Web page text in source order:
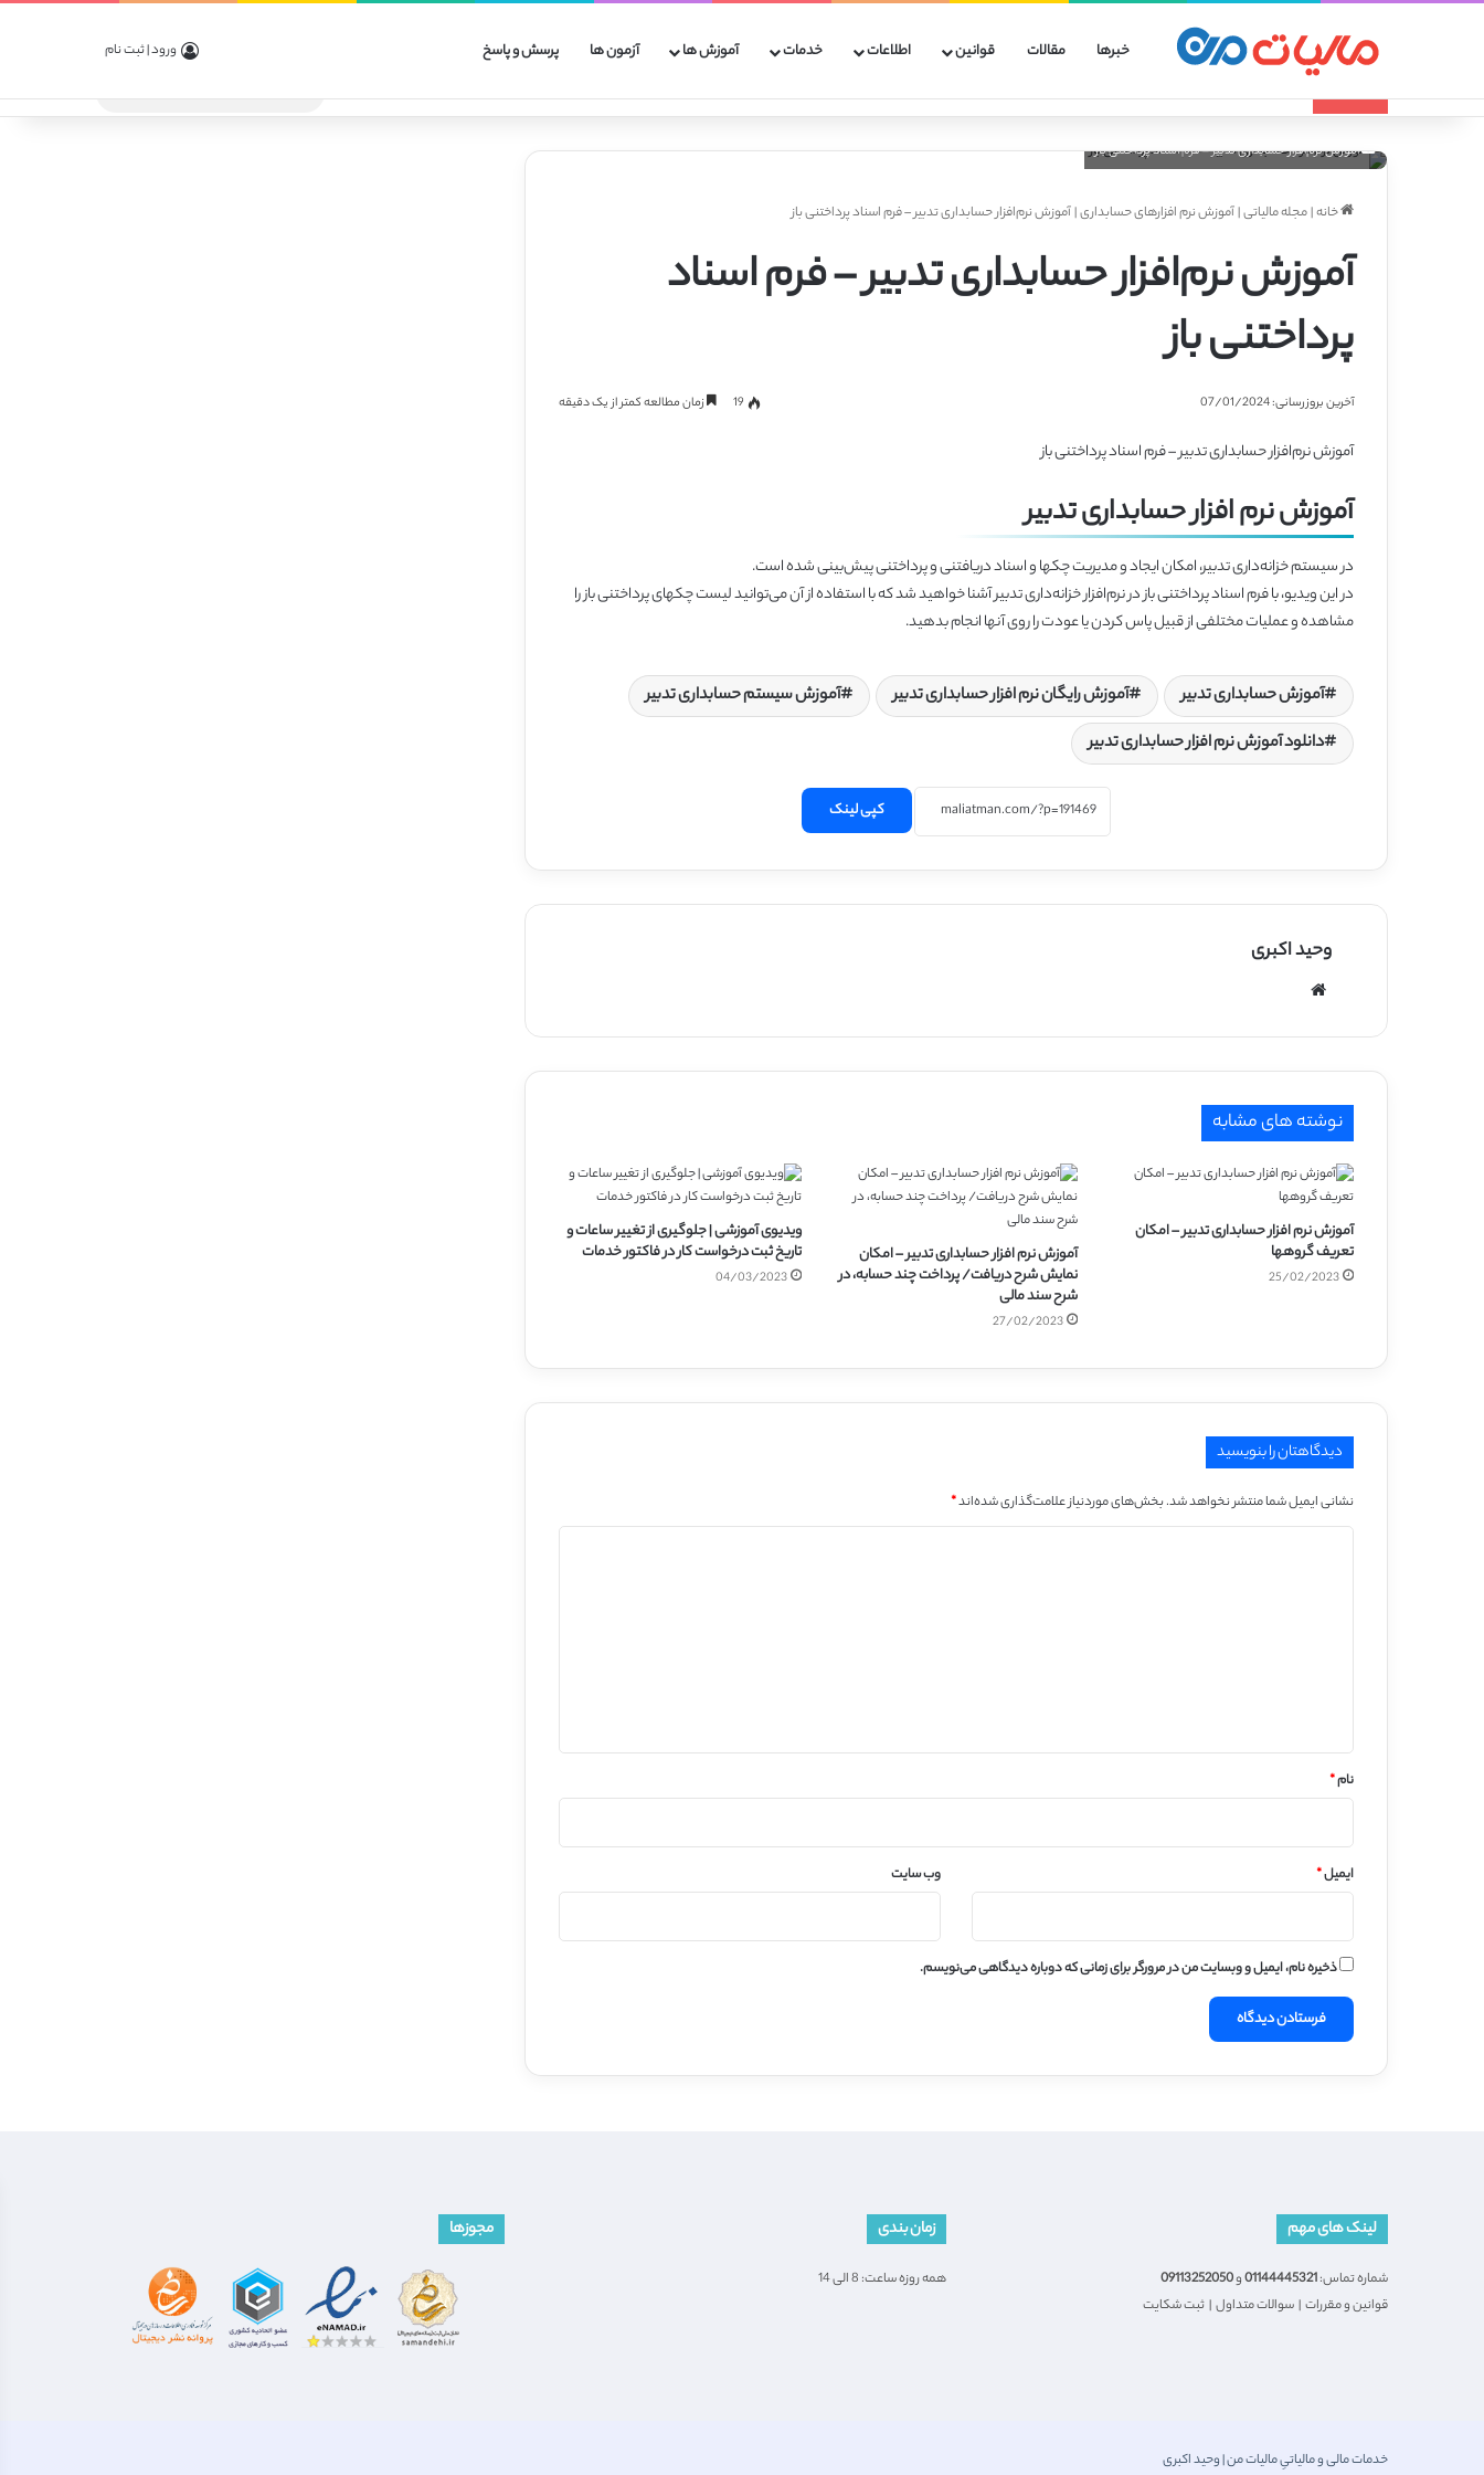
خبرها مقالات قوانین اطلاعات خدمات آموزش ها آزمون ها پرسش و پاسخ ورود | ثبت نام
آموزش نرم‌افزار حسابداری تدبیر – فرم اسناد پرداختنی باز
خانه|مجله مالیاتی|آموزش نرم افزارهای حسابداری|آموزش نرم‌افزار حسابداری تدبیر – فرم اسناد پرداختنی باز
آموزش نرم‌افزار حسابداری تدبیر – فرم اسناد
پرداختنی باز
آخرین بروزرسانی: 07/01/2024 19 زمان مطالعه کمتر از یک دقیقه
آموزش نرم‌افزار حسابداری تدبیر – فرم اسناد پرداختنی باز
آموزش نرم افزار حسابداری تدبیر
در سیستم خزانه‌داری تدبیر، امکان ایجاد و مدیریت چکها و اسناد دریافتنی و پرداختنی پیش‌بینی شده است.
در این ویدیو، با فرم اسناد پرداختنی باز در نرم‌افزار خزانه‌داری تدبیر آشنا خواهید شد که با استفاده از آن می‌توانید لیست چکهای پرداختنی باز را
مشاهده و عملیات مختلفی از قبیل پاس کردن یا عودت را روی آنها انجام بدهید.
آموزش حسابداری تدبیر آموزش رایگان نرم افزار حسابداری تدبیر
آموزش سیستم حسابداری تدبیر
دانلود آموزش نرم افزار حسابداری تدبیر
کپی لینک
وحید اکبری
نوشته های مشابه
آموزش نرم افزار حسابداری تدبیر – امکان
تعریف گروهها
25/02/2023
آموزش نرم افزار حسابداری تدبیر – امکان
نمایش شرح دریافت/ پرداخت چند حسابه، در
شرح سند مالی
27/02/2023
ویدیوی آموزشی | جلوگیری از تغییر ساعات و
تاریخ ثبت درخواست کار در فاکتور خدمات
04/03/2023
دیدگاهتان را بنویسید
نشانی ایمیل شما منتشر نخواهد شد.بخش‌های موردنیاز علامت‌گذاری شده‌اند*
نام*
ایمیل* وب‌ سایت
ذخیره نام، ایمیل و وبسایت من در مرورگر برای زمانی که دوباره دیدگاهی می‌نویسم.
لینک های مهم
شماره تماس:01144445321و09113252050
قوانین و مقررات | سوالات متداول | ثبت شکایت
زمان بندی
همه روزه ساعت: 8 الی 14
مجوزها
خدمات مالی و مالیاتیِ مالیات من | وحید اکبری